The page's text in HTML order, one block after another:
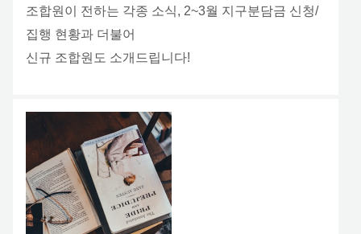
조합원이 전하는 각종 소식, 2~3월 지구분담금 신청/
집행 현황과 더불어
신규 조합원도 소개드립니다!